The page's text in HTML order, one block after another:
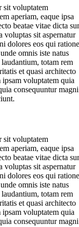
sit voluptatem
aperiam, eaque ipsa
beatae vitae dicta
voluptas sit aspernatur
dolores eos qui ratione
omnis iste natus
totam rem
et quasi architecto
voluptatem quia
consequuntur magni
sit voluptatem
aperiam, eaque ipsa
beatae vitae dicta
voluptas sit aspernatur
dolores eos qui ratione
omnis iste natus
totam rem
et quasi architecto
voluptatem quia
consequuntur magni